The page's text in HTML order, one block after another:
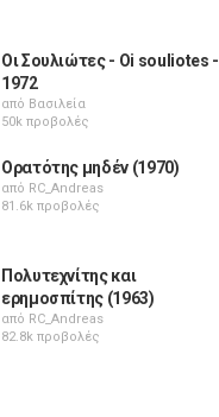
Οι Σουλιώτες - Oi souliotes -
1972
από Βασιλεία
50k προβολές
Ορατότης μηδέν (1970)
από RC_Andreas
81.6k προβολές
Πολυτεχνίτης και
ερημοσπίτης (1963)
από RC_Andreas
82.8k προβολές